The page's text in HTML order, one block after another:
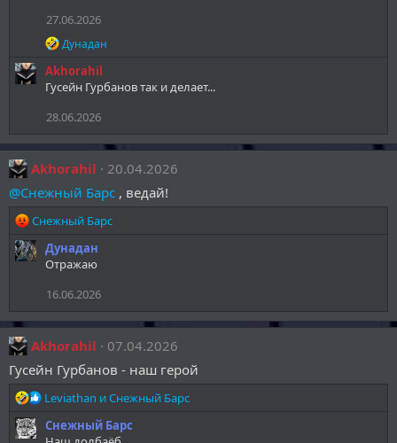
27.06.2026
Р
а
к
и
:
Дунадан
Akhorahil
Гусейн Гурбанов так и делает...
28.06.2026
Akhorahil
20.04.2026
@Снежный Барс , ведай!
Р
а
и
:
Снежный Барс
Дунадан
Отражаю
16.06.2026
Akhorahil
07.04.2026
Гусейн Гурбанов - наш герой
Р
а
Leviathan иСнежный Барс
Снежный Барс